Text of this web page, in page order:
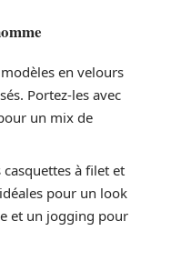
modèles en velours
Portez-les avec
un mix de
casquettes à filet et
pour un look
et un jogging pour